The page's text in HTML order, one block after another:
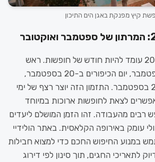
קיץ מפנקת באגן הים התיכון
חודש ספטמבר 2026 עומד להיות חודש של חופשות. ראש
השנה חל ב-11 בספטמבר, יום הכיפורים ב-20 בספטמבר,
וסוכות מתחיל ב-25 בספטמבר. התזמון הזה יוצר רצף של ימי
לצאת לחופשות ארוכות במיוחד
רבים מהעבודה. זהו הזמן המושלם ליעדים
עומק באירופה הקלאסית. באתר הולידיי
במנוע החיפוש החכם כדי למצוא חבילות
לתאריכי החגים, תוך סינון לפי דירוג